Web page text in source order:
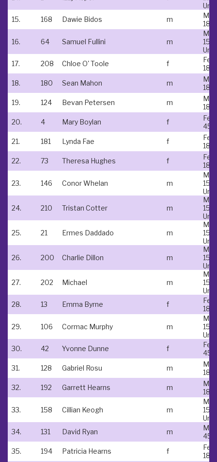
15.
168 Dawie Bidos m
18-
16. 64 Samuel Fullini m
15 &
17.
208 Chloe O' Toole f
18-
18.
180 Sean Mahon m
18-
19.
124 Bevan Petersen m
18-
20.
4 Mary Boylan f
45-
21.
181 Lynda Fae f
18-
22.
73 Theresa Hughes f
18-
23. 146 Conor Whelan m
15 &
24.
210 Tristan Cotter m
15 &
25.
21 Ermes Daddado m
15 &
26.
200 Charlie Dillon m
15 &
27.
202 Michael m
15 &
28.
13 Emma Byrne f
18-
29. 106 Cormac Murphy m
15 &
30.
42 Yvonne Dunne f
45-
31.
128 Gabriel Rosu m
18-
32.
192 Garrett Hearns m
18-
33. 158 Cillian Keogh m
15 &
34.
131 David Ryan m
45-
35.
194 Patricia Hearns f
18-